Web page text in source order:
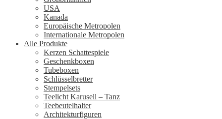
USA
Kanada
Europäische Metropolen
Internationale Metropolen
Alle Produkte
Kerzen Schattespiele
Geschenkboxen
Tubeboxen
Schlüsselbretter
Stempelsets
Teelicht Karusell – Tanz
Teebeutelhalter
Architekturfiguren